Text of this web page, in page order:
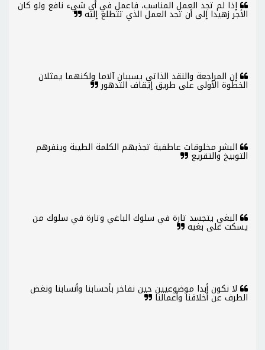
إذا لم تجد العمل المناسب، فاعمل في أي شيء نافع ولو كان
الأجر زهيدا إلى أن تجد العمل الذي تتطلع إليه
إن المراجعة والنقد الذاتي يسببان آلاما ولكنهما يمثلان
الخطوة الأولى على طريق إيقاف التدهور
البشر مخلوقات عاطفية تجذبهم الكلمة الطيبة وينفرهم
التوبيخ والتقريع
البغي يتجسد تارة في سلوك الباغي وتارة في سلوك من
يسكت على بغيه
لا نكون أبدا موضوعيين حين نفاخر بأحسابنا وأنسابنا ونغض
الطرف عن أخلاقنا وأعمالنا